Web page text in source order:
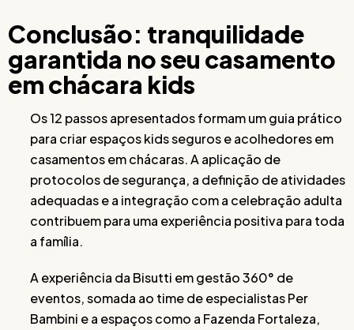
Conclusão: tranquilidade
garantida no seu casamento
em chácara kids
Os 12 passos apresentados formam um guia prático
para criar espaços kids seguros e acolhedores em
casamentos em chácaras. A aplicação de
protocolos de segurança, a definição de atividades
adequadas e a integração com a celebração adulta
contribuem para uma experiência positiva para toda
a família.
A experiência da Bisutti em gestão 360° de
eventos, somada ao time de especialistas Per
Bambini e a espaços como a Fazenda Fortaleza,